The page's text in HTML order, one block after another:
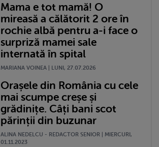
Mama e tot mamă! O
mireasă a călătorit 2 ore în
rochie albă pentru a-i face o
surpriză mamei sale
internată în spital
MARIANA VOINEA | LUNI, 27.07.2026
Orașele din România cu cele
mai scumpe creșe și
grădinițe. Câți bani scot
părinții din buzunar
ALINA NEDELCU - REDACTOR SENIOR | MIERCURI,
01.11.2023